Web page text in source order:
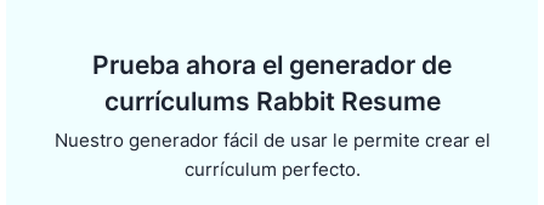
Prueba ahora el generador de
currículums Rabbit Resume
Nuestro generador fácil de usar le permite crear el
currículum perfecto.